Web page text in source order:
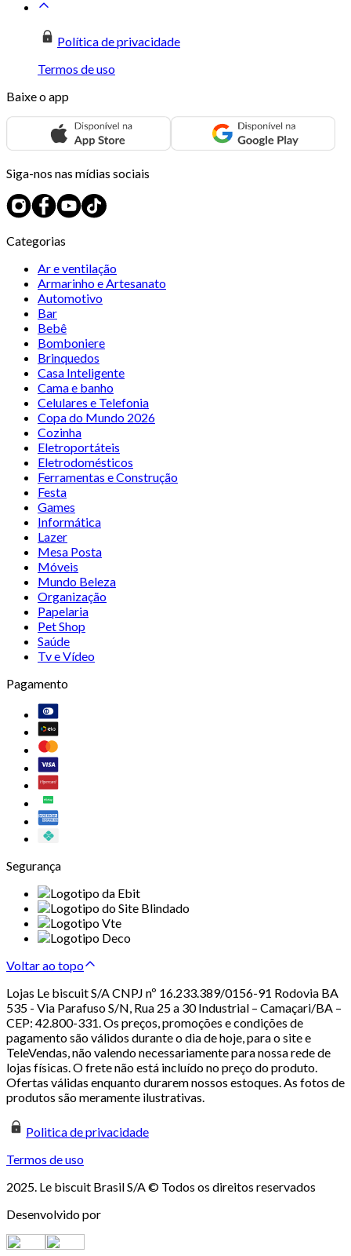
Política de privacidade
Termos de uso
Baixe o app
Siga-nos nas mídias sociais
Categorias
Ar e ventilação
Armarinho e Artesanato
Automotivo
Bar
Bebê
Bomboniere
Brinquedos
Casa Inteligente
Cama e banho
Celulares e Telefonia
Copa do Mundo 2026
Cozinha
Eletroportáteis
Eletrodomésticos
Ferramentas e Construção
Festa
Games
Informática
Lazer
Mesa Posta
Móveis
Mundo Beleza
Organização
Papelaria
Pet Shop
Saúde
Tv e Vídeo
Pagamento
Segurança
Voltar ao topo
Lojas Le biscuit S/A CNPJ nº 16.233.389/0156-91 Rodovia BA
535 - Via Parafuso S/N, Rua 25 a 30 Industrial – Camaçari/BA –
CEP: 42.800-331. Os preços, promoções e condições de
pagamento são válidos durante o dia de hoje, para o site e
TeleVendas, não valendo necessariamente para nossa rede de
lojas físicas. O frete não está incluído no preço do produto.
Ofertas válidas enquanto durarem nossos estoques. As fotos de
produtos são meramente ilustrativas.
Politica de privacidade
Termos de uso
2025. Le biscuit Brasil S/A © Todos os direitos reservados
Desenvolvido por